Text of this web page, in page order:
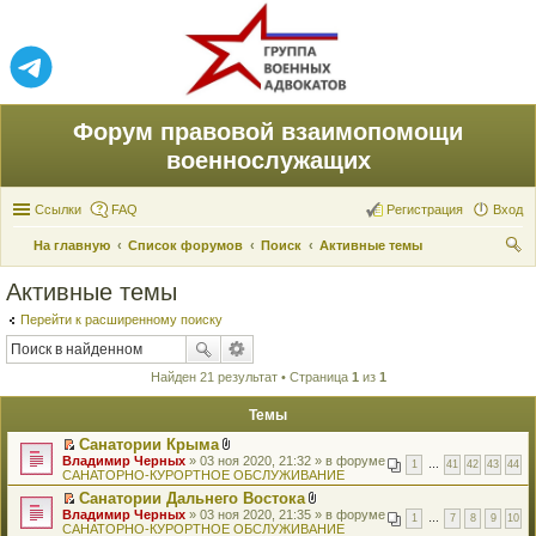
Форум правовой взаимопомощи
военнослужащих
Ссылки FAQ Вход
Регистрация
На главную Список форумов Поиск
Активные темы
Активные темы
Перейти к расширенному поиску
Найден 21 результат • Страница 1 из 1
Темы
П
е
р
е
й
т
Санатории Крыма
В
л
о
ж
е
н
1 41 42 43 44
Владимир Черных » 03 ноя 2020, 21:32 » в форуме
САНАТОРНО-КУРОРТНОЕ ОБСЛУЖИВАНИЕ
П
е
Санатории Дальнего Востока
В
л
1 7 8 9 10
Владимир Черных » 03 ноя 2020, 21:35 » в форуме
САНАТОРНО-КУРОРТНОЕ ОБСЛУЖИВАНИЕ